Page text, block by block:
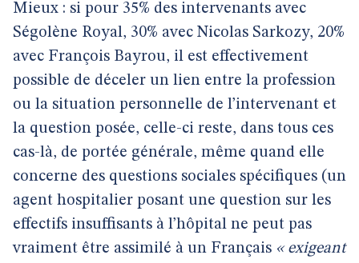
Mieux : si pour 35% des intervenants avec
Ségolène Royal, 30% avec Nicolas Sarkozy, 20%
avec François Bayrou, il est effectivement
possible de déceler un lien entre la profession
ou la situation personnelle de l’intervenant et
la question posée, celle-ci reste, dans tous ces
cas-là, de portée générale, même quand elle
concerne des questions sociales spécifiques (un
agent hospitalier posant une question sur les
effectifs insuffisants à l’hôpital ne peut pas
vraiment être assimilé à un Français « exigeant